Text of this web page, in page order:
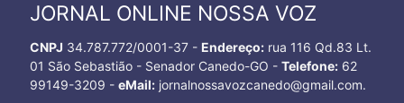
JORNAL ONLINE NOSSA VOZ
CNPJ 34.787.772/0001-37 - Endereço:rua 116 Qd.83 Lt.
01 São Sebastião - Senador Canedo-GO - Telefone:62
99149-3209 - eMail:jornalnossavozcanedo@gmail.com.